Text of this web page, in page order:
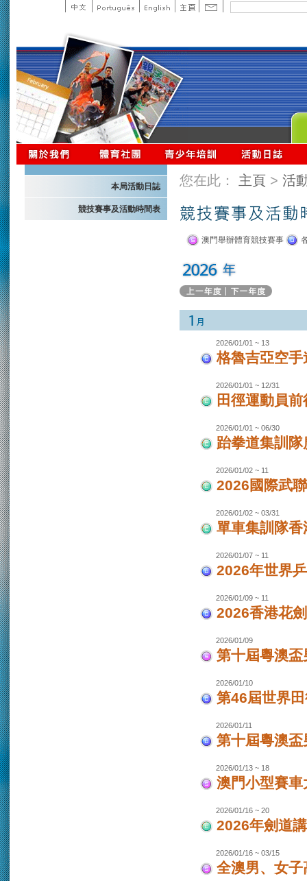
本局活動日誌
競技賽事及活動時間表
您在此： 主頁 > 活
澳門舉辦體育競技賽事
2026/01/01 ~ 13
格魯吉亞空
2026/01/01 ~ 12/31
田徑運動員
2026/01/01 ~ 06/30
跆拳道集訓
2026/01/02 ~ 11
2026國際武
2026/01/02 ~ 03/31
單車集訓隊
2026/01/07 ~ 11
2026年世界
2026/01/09 ~ 11
2026香港花
2026/01/09
第十屆粵澳
2026/01/10
第46屆世界
2026/01/11
第十屆粵澳
2026/01/13 ~ 18
澳門小型賽
2026/01/16 ~ 20
2026年劍道
2026/01/16 ~ 03/15
全澳男、女